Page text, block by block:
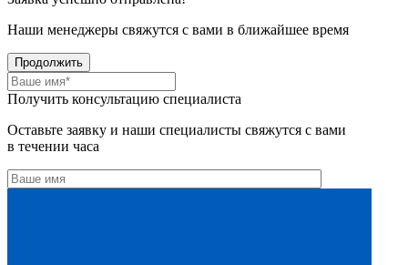
Наши менеджеры свяжутся с вами в ближайшее время
Продолжить
Получить консультацию специалиста
Оставьте заявку и наши специалисты свяжутся с вами
в течении часа